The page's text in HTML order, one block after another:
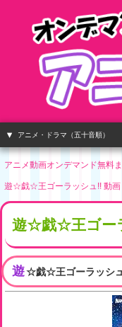
アニメ・ドラマ（五十音順）
アニメ動画オンデマンド無料
遊☆戯☆王ゴーラッシュ!! 動画
遊☆戯☆王ゴー
遊☆戯☆王ゴーラッシ